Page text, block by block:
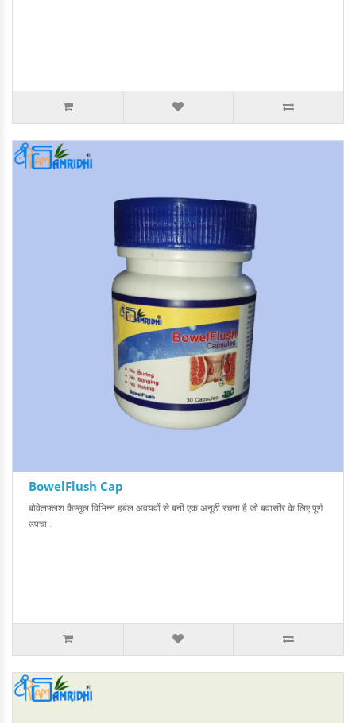
BowelFlush Cap
बोवेलफ्लश कैप्सूल विभिन्न हर्बल अवयवों से बनी एक अनूठी रचना है जो बवासीर के लिए पूर्ण
उपचा..